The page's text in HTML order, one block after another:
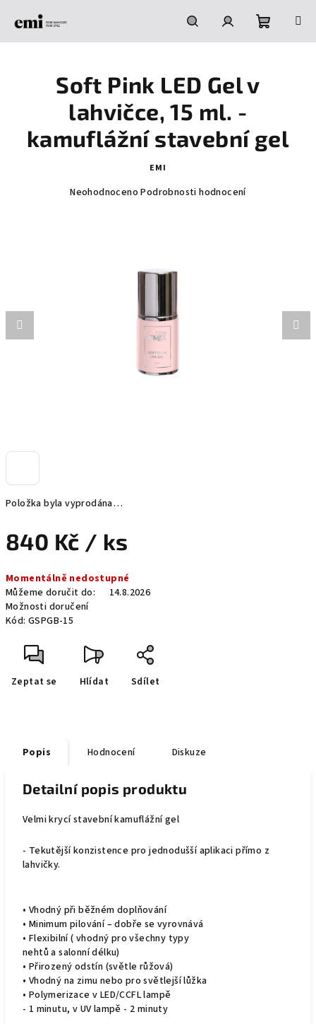
HledatPřihlášeníNákupní
Položka byla vyprodána…
840 Kč / ks
cena:
Momentálně nedostupné
Můžeme doručit do:
14.8.2026
Možnosti doručení
Kód: GSPGB-15
Zeptat se Hlídat Sdílet
Soft Pink LED Gel v
lahvičce, 15 ml. -
kamuflážní stavební gel
EMI
Průměrné
Neohodnoceno Podrobnosti hodnocení
Popis Hodnocení Diskuze
Detailní popis produktu
Velmi krycí stavební kamuflážní gel
- Tekutější konzistence pro jednodušší aplikaci přímo z
lahvičky.
• Vhodný při běžném doplňování
• Minimum pilování – dobře se vyrovnává
• Flexibilní ( vhodný pro všechny typy
nehtů a salonní délku)
• Přirozený odstín (světle růžová)
• Vhodný na zimu nebo pro světlejší lůžka
• Polymerizace v LED/CCFL lampě
- 1 minutu, v UV lampě - 2 minuty